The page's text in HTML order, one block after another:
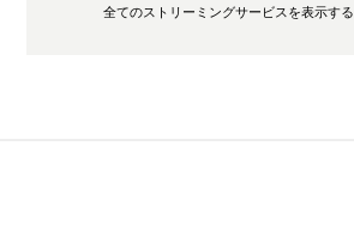
全てのストリーミングサービスを表示する